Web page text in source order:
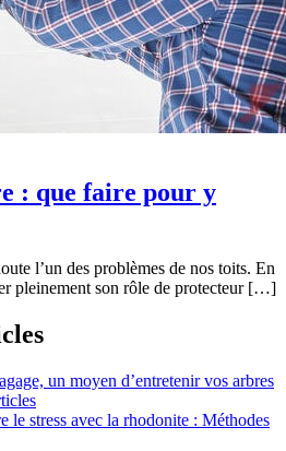
: que faire pour y
l’un des problèmes de nos toits. En
pleinement son rôle de protecteur […]
un moyen d’entretenir vos arbres
le stress avec la rhodonite : Méthodes